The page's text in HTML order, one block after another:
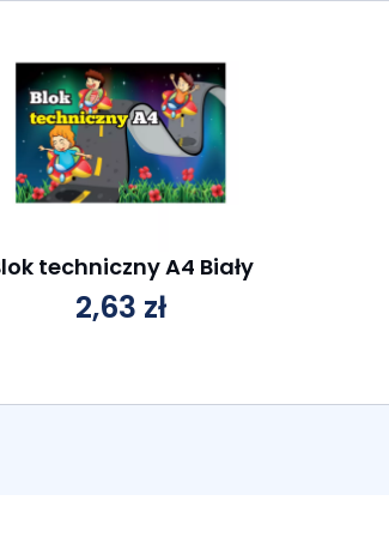
techniczny A4 Biały
2,63 zł